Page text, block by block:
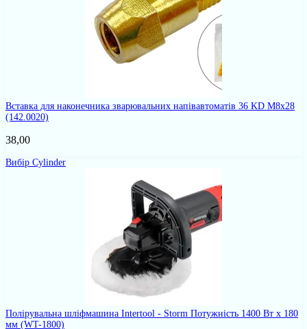
Вставка для наконечника зварювальних напівавтоматів 36 KD M8x28
(142.0020)
38,00
Вибір Cylinder
Полірувальна шліфмашина Intertool - Storm Потужність 1400 Вт x 180
мм (WT-1800)